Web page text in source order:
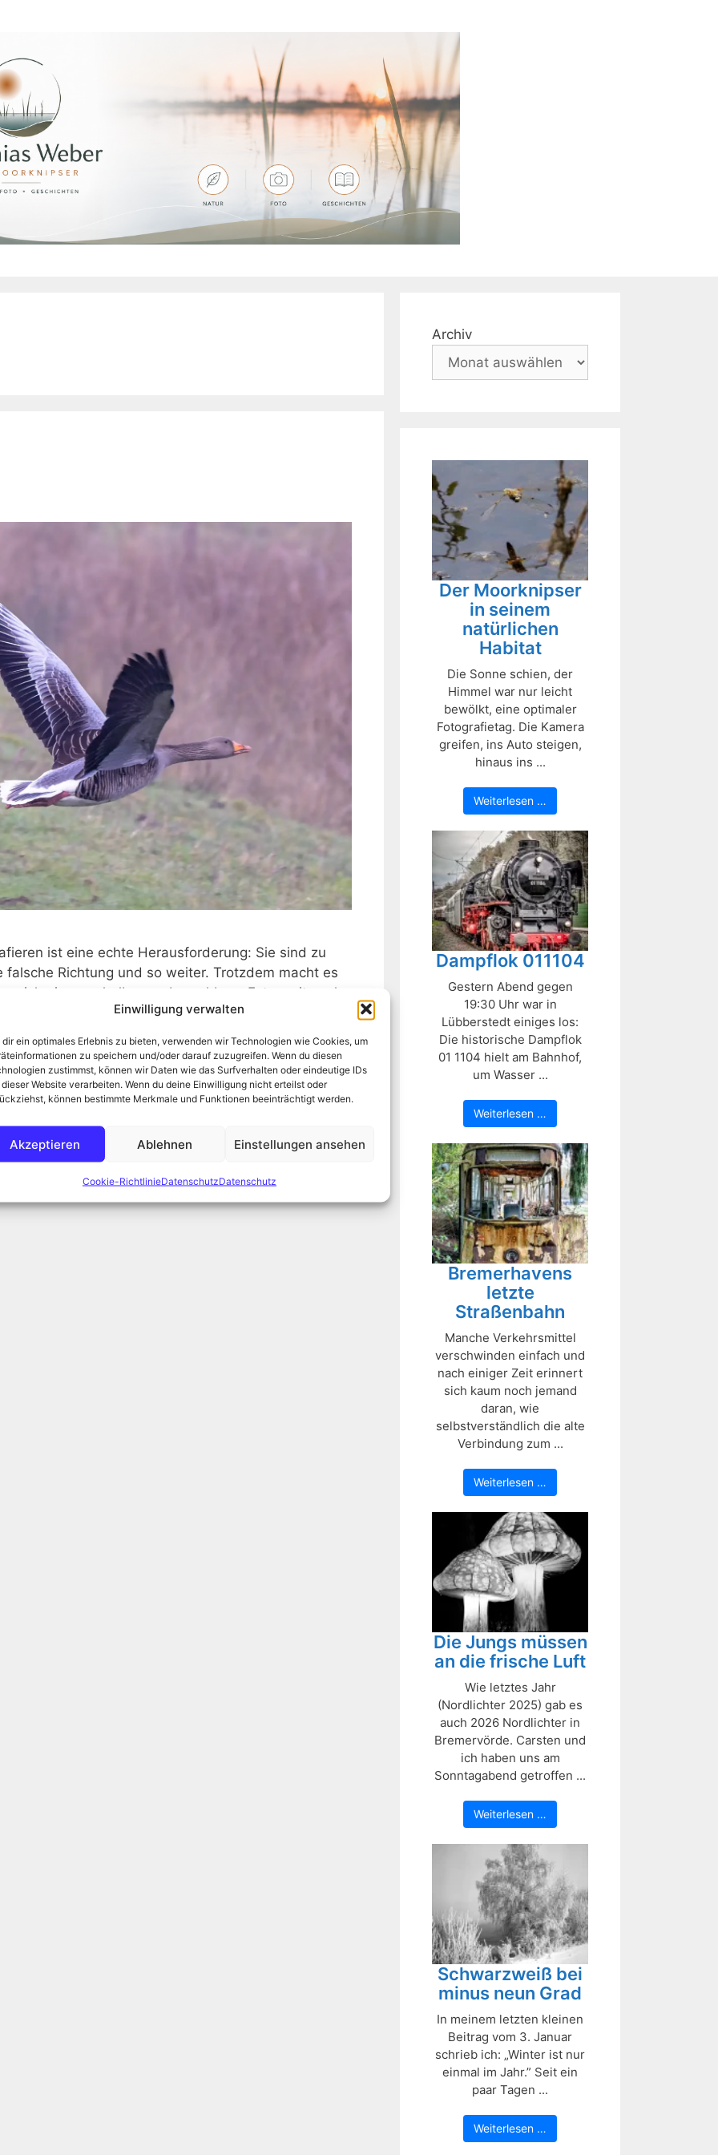
Einwilligung verwalten
dir ein optimales Erlebnis zu bieten, verwenden wir Technologien wie Cookies, um
zu speichern und/oder darauf zuzugreifen. Wenn du diesen
zustimmst, können wir Daten wie das Surfverhalten oder eindeutige IDs
Website verarbeiten. Wenn du deine Einwilligung nicht erteilst oder
können bestimmte Merkmale und Funktionen beeinträchtigt werden.
Akzeptieren Ablehnen Einstellungen ansehen
Cookie-RichtlinieDatenschutzDatenschutz
ist eine echte Herausforderung: Sie sind zu
Richtung und so weiter. Trotzdem macht es
ich ein paar halbwegs brauchbare Fotos mit nach
einige Gänse fotografiert, die zurzeit …
Scharmbeck,Fotografie,Graugans,Graugänse,Matthias
Haustür
Archiv
Der Moorknipser
in seinem
natürlichen
Habitat
Die Sonne schien, der
Himmel war nur leicht
bewölkt, eine optimaler
Fotografietag. Die Kamera
greifen, ins Auto steigen,
hinaus ins ...
Weiterlesen …
Dampflok 011104
Gestern Abend gegen
19:30 Uhr war in
Lübberstedt einiges los:
Die historische Dampflok
01 1104 hielt am Bahnhof,
um Wasser ...
Weiterlesen …
Bremerhavens
letzte
Straßenbahn
Manche Verkehrsmittel
verschwinden einfach und
nach einiger Zeit erinnert
sich kaum noch jemand
daran, wie
selbstverständlich die alte
Verbindung zum ...
Weiterlesen …
Die Jungs müssen
an die frische Luft
Wie letztes Jahr
(Nordlichter 2025) gab es
auch 2026 Nordlichter in
Bremervörde. Carsten und
ich haben uns am
Sonntagabend getroffen ...
Weiterlesen …
Schwarzweiß bei
minus neun Grad
In meinem letzten kleinen
Beitrag vom 3. Januar
schrieb ich: „Winter ist nur
einmal im Jahr.” Seit ein
paar Tagen ...
Weiterlesen …